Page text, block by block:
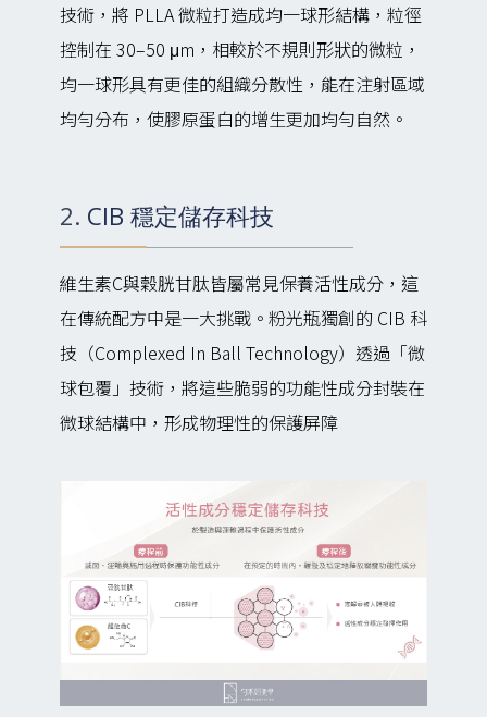
技術，將 PLLA 微粒打造成均一球形結構，粒徑
控制在 30–50 μm，相較於不規則形狀的微粒，
均一球形具有更佳的組織分散性，能在注射區域
均勻分布，使膠原蛋白的增生更加均勻自然。
2. CIB 穩定儲存科技
維生素C與穀胱甘肽皆屬常見保養活性成分，這
在傳統配方中是一大挑戰。粉光瓶獨創的 CIB 科
技（Complexed In Ball Technology）透過「微
球包覆」技術，將這些脆弱的功能性成分封裝在
微球結構中，形成物理性的保護屏障